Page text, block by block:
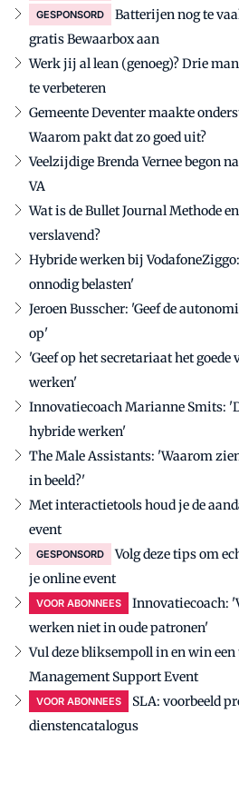
GESPONSORD
Batterijen nog te
gratis Bewaarbox aan
Werk jij al lean (genoeg)? Drie
te verbeteren
Gemeente Deventer maakte
Waarom pakt dat zo goed uit?
Veelzijdige Brenda Vernee begon
VA
Wat is de Bullet Journal Methode
verslavend?
Hybride werken bij
onnodig belasten'
Jeroen Busscher: 'Geef de
op'
'Geef op het secretariaat het
werken'
Innovatiecoach Marianne Smits:
hybride werken'
The Male Assistants: 'Waarom
in beeld?'
Met interactietools houd je de
event
GESPONSORD
Volg deze tips om
je online event
VOOR ABONNEES
Innovatiecoach:
werken niet in oude patronen'
Vul deze bliksempoll in en win
Management Support Event
VOOR ABONNEES
SLA: voorbeeld
dienstencatalogus